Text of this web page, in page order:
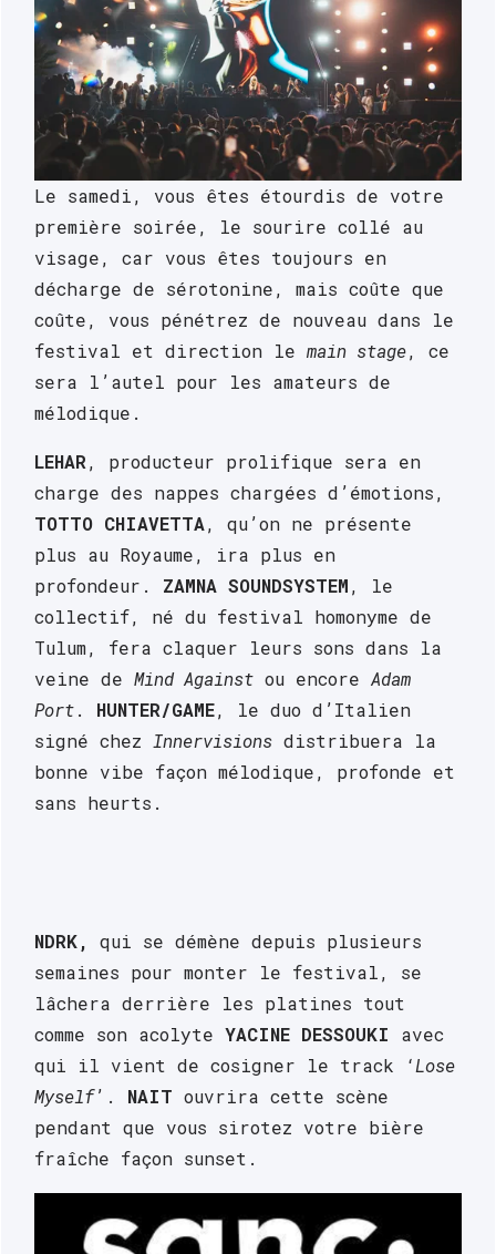
LINE
UP
➔
Samedi
20
avril
➔
Le samedi, vous êtes étourdis de votre
première soirée, le sourire collé au
visage, car vous êtes toujours en
décharge de sérotonine, mais coûte que
coûte, vous pénétrez de nouveau dans le
festival et direction le main stage, ce
sera l’autel pour les amateurs de
mélodique.
LEHAR, producteur prolifique sera en
TOTTO CHIAVETTA, qu’on ne présente
plus au Royaume, ira plus en
profondeur. ZAMNA SOUNDSYSTEM, le
collectif, né du festival homonyme de
Tulum, fera claquer leurs sons dans la
veine de Mind Against ou encore Adam
Port. HUNTER/GAME, le duo d’Italien
signé chez Innervisions distribuera la
bonne vibe façon mélodique, profonde et
sans heurts.
NDRK,
qui se démène depuis plusieurs
semaines pour monter le festival, se
lâchera derrière les platines tout
comme son acolyte YACINE DESSOUKI avec
qui il vient de cosigner le track ‘Lose
Myself’. NAIT ouvrira cette scène
pendant que vous sirotez votre bière
fraîche façon sunset.